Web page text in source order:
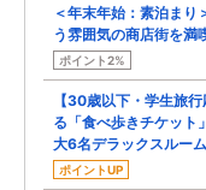
＜年末年始：素泊まり
う雰囲気の商店街を満
ポイント2%
【30歳以下・学生旅
る「食べ歩きチケット
大6名デラックスルーム
ポイントUP